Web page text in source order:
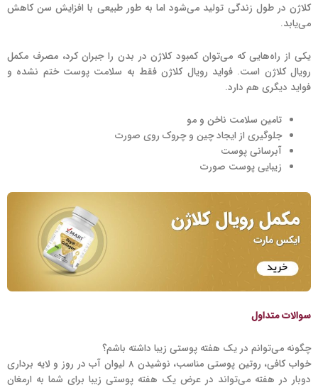
کلاژن در طول زندگی تولید می‌شود اما به طور طبیعی با افزایش سن کاهش
می‌یابد.
یکی از راه‌هایی که می‌توان کمبود کلاژن در بدن را جبران کرد، مصرف مکمل
رویال کلاژن است. فواید رویال کلاژن فقط به سلامت پوست ختم نشده و
فواید دیگری هم دارد.
تامین سلامت ناخن و مو
جلوگیری از ایجاد چین و چروک روی صورت
آبرسانی پوست
زیبایی پوست صورت
سوالات متداول
چگونه می‌توانم در یک هفته پوستی زیبا داشته باشم؟
خواب کافی، روتین پوستی مناسب، نوشیدن 8 لیوان آب در روز و لایه برداری
دوبار در هفته می‌تواند در عرض یک هفته پوستی زیبا برای شما به ارمغان